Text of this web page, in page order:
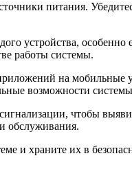
питания.
устройства, особенно
работы системы.
на мобильные
возможности
чтобы
обслуживания.
и храните их в